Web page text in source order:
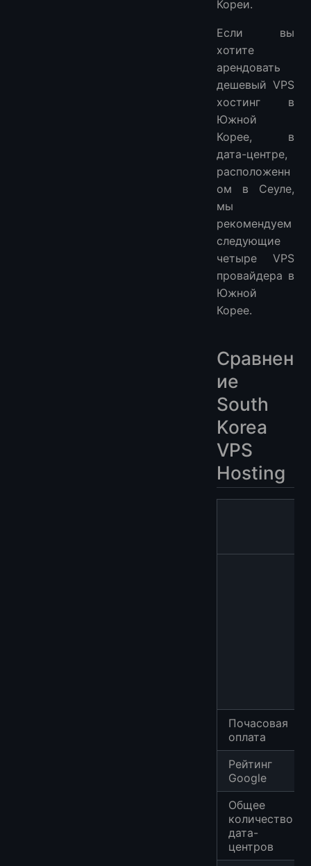
Кореи.
Если вы
хотите
арендовать
дешевый VPS
хостинг в
Южной
Корее, в
дата-центре,
расположенн
ом в Сеуле,
мы
рекомендуем
следующие
четыре VPS
провайдера в
Южной
Корее.
Сравнен
ие
South
Korea
VPS
Hosting
Почасовая
оплата
Рейтинг
Google
Общее
количество
дата-
центров